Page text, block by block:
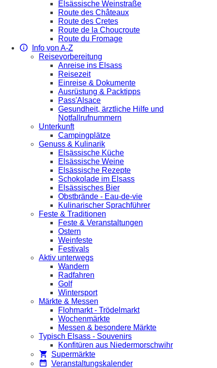
Elsässische Weinstraße
Route des Châteaux
Route des Cretes
Route de la Choucroute
Route du Fromage
Info von A-Z
Reisevorbereitung
Anreise ins Elsass
Reisezeit
Einreise & Dokumente
Ausrüstung & Packtipps
Pass'Alsace
Gesundheit, ärztliche Hilfe und
Notfallrufnummern
Unterkunft
Campingplätze
Genuss & Kulinarik
Elsässische Küche
Elsässische Weine
Elsässische Rezepte
Schokolade im Elsass
Elsässisches Bier
Obstbrände - Eau-de-vie
Kulinarischer Sprachführer
Feste & Traditionen
Feste & Veranstaltungen
Ostern
Weinfeste
Festivals
Aktiv unterwegs
Wandern
Radfahren
Golf
Wintersport
Märkte & Messen
Flohmarkt - Trödelmarkt
Wochenmärkte
Messen & besondere Märkte
Typisch Elsass - Souvenirs
Konfitüren aus Niedermorschwihr
Supermärkte
Veranstaltungskalender